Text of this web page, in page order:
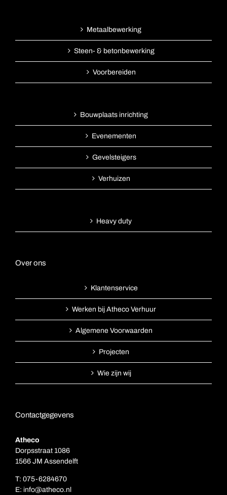
Metaalbewerking
Steen- & betonbewerking
Voorbereiden
Bouwplaats inrichting
Evenementen
Gevelsteigers
Verhuizen
Heavy duty
Over ons
Klantenservice
Werken bij Atheco Verhuur
Algemene Voorwaarden
Projecten
Wie zijn wij
Contactgegevens
Atheco
Dorpsstraat 1086
1566 JM Assendelft
T: 075-6284670
E: info@atheco.nl